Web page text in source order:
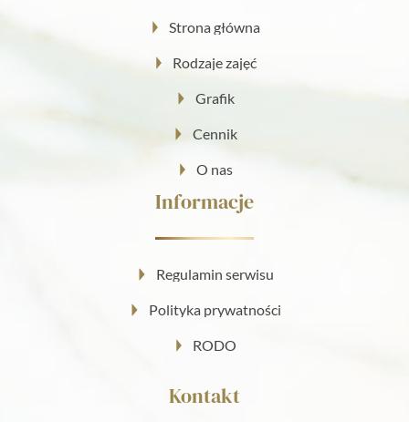
Strona główna
Rodzaje zajęć
Grafik
Cennik
O nas
Informacje
Regulamin serwisu
Polityka prywatności
RODO
Kontakt